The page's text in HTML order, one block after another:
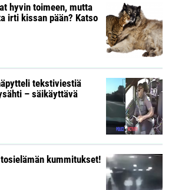
hyvin toimeen, mutta
irti kissan pään? Katso
tekstiviestiä
– säikäyttävä
kummitukset!